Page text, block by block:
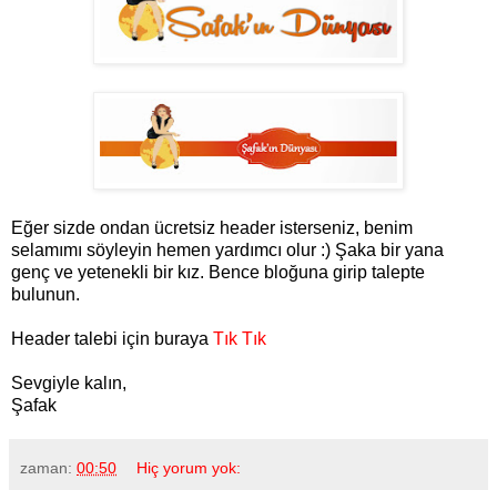
Eğer sizde ondan ücretsiz header isterseniz, benim
selamımı söyleyin hemen yardımcı olur :) Şaka bir yana
genç ve yetenekli bir kız. Bence bloğuna girip talepte
bulunun.
Header talebi için buraya Tık Tık
Sevgiyle kalın,
Şafak
zaman: 00:50 Hiç yorum yok: